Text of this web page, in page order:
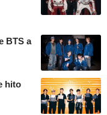
BTS a
hito